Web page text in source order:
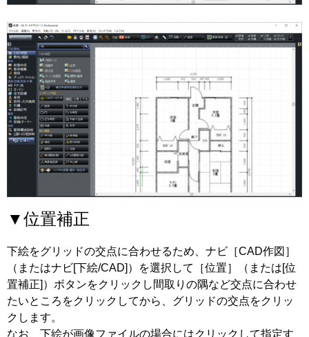
▼位置補正
下絵をグリッドの交点に合わせるため、ナビ［CAD作図］
（またはナビ[下絵/CAD]）を選択して［位置］（または[位
置補正]）ボタンをクリックし間取りの隅など交点に合わせ
たいところをクリックしてから、グリッドの交点をクリッ
クします。
なお、下絵が画像ファイルの場合にはクリックして指定す